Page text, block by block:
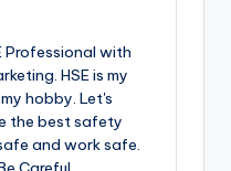
Professional with
HSE is my
hobby. Let's
the best safety
and work safe.